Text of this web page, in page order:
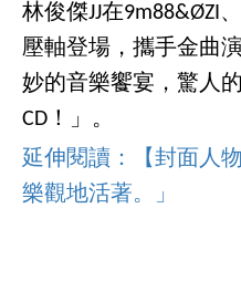
林俊傑JJ在9m88&ØZI、
壓軸登場，攜手金曲
妙的音樂饗宴，驚人
CD！」。
延伸閱讀：【封面人
樂觀地活著。」